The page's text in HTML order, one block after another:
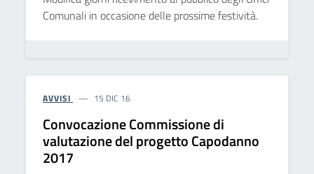
Comunali in occasione delle prossime festività.
AVVISI 15 DIC 16
Convocazione Commissione di
valutazione del progetto Capodanno
2017